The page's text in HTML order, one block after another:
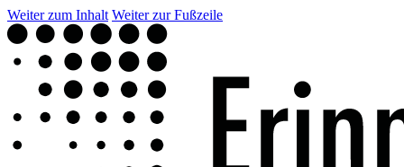
Weiter zum Inhalt Weiter zur Fußzeile